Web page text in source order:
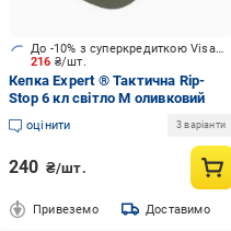
216 ₴/шт.
До -10% з суперкредиткою Visa Вигода
Кепка Expert ® Тактична Rip-
Stop 6 кл світло М оливковий
оцінити 3 варіанти
240 ₴/шт.
Привеземо Доставимо